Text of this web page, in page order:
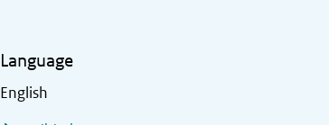
Language
English